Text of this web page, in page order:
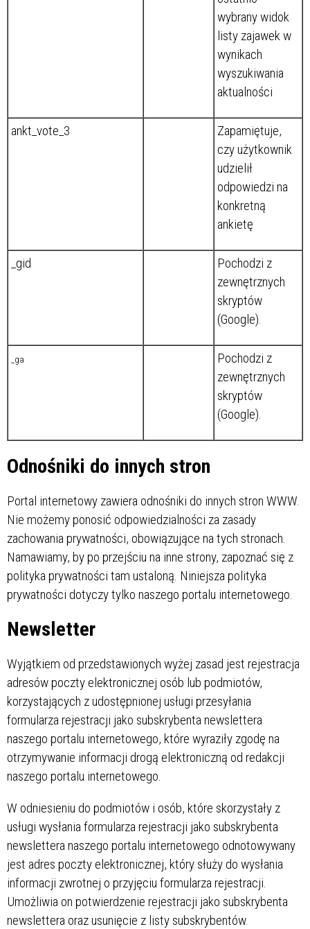
wybrany widok
listy zajawek w
wynikach
wyszukiwania
aktualności
ankt_vote_3
Zapamiętuje,
czy użytkownik
udzielił
odpowiedzi na
konkretną
ankietę
_gid
Pochodzi z
zewnętrznych
skryptów
(Google).
_ga
Pochodzi z
zewnętrznych
skryptów
(Google).
Odnośniki do innych stron
Portal internetowy zawiera odnośniki do innych stron WWW.
Nie możemy ponosić odpowiedzialności za zasady
zachowania prywatności, obowiązujące na tych stronach.
Namawiamy, by po przejściu na inne strony, zapoznać się z
polityka prywatności tam ustaloną. Niniejsza polityka
prywatności dotyczy tylko naszego portalu internetowego.
Newsletter
Wyjątkiem od przedstawionych wyżej zasad jest rejestracja
adresów poczty elektronicznej osób lub podmiotów,
korzystających z udostępnionej usługi przesyłania
formularza rejestracji jako subskrybenta newslettera
naszego portalu internetowego, które wyraziły zgodę na
otrzymywanie informacji drogą elektroniczną od redakcji
naszego portalu internetowego.
W odniesieniu do podmiotów i osób, które skorzystały z
usługi wysłania formularza rejestracji jako subskrybenta
newslettera naszego portalu internetowego odnotowywany
jest adres poczty elektronicznej, który służy do wysłania
informacji zwrotnej o przyjęciu formularza rejestracji.
Umożliwia on potwierdzenie rejestracji jako subskrybenta
newslettera oraz usunięcie z listy subskrybentów.